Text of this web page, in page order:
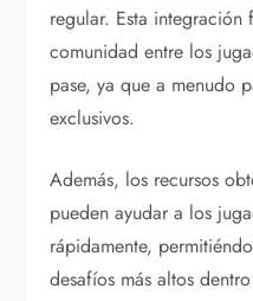
regular. Esta integración
comunidad entre los
pase, ya que a menudo
exclusivos.
Además, los recursos
pueden ayudar a los
rápidamente,
desafíos más altos